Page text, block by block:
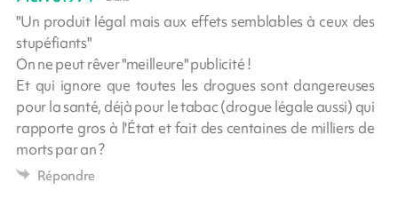
"Un produit légal mais aux effets semblables à ceux des
stupéfiants"
On ne peut rêver "meilleure" publicité !
Et qui ignore que toutes les drogues sont dangereuses
pour la santé, déjà pour le tabac (drogue légale aussi) qui
rapporte gros à l'État et fait des centaines de milliers de
morts par an ?
Répondre